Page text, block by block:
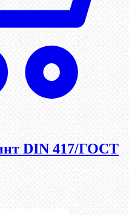
DIN 417/ГОСТ